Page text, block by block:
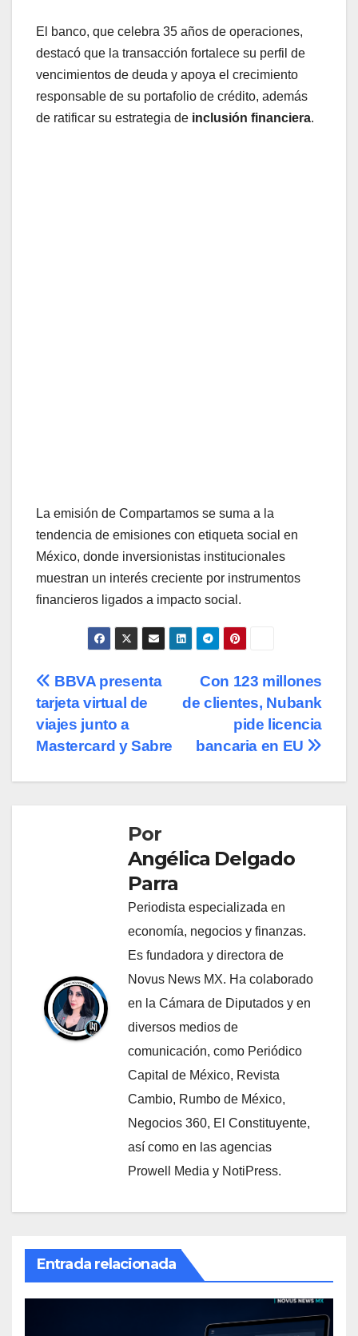
El banco, que celebra 35 años de operaciones,
destacó que la transacción fortalece su perfil de
vencimientos de deuda y apoya el crecimiento
responsable de su portafolio de crédito, además
de ratificar su estrategia de inclusión financiera.
La emisión de Compartamos se suma a la
tendencia de emisiones con etiqueta social en
México, donde inversionistas institucionales
muestran un interés creciente por instrumentos
financieros ligados a impacto social.
Navegación
de
entradas
Con 123 millones
de clientes, Nubank
pide licencia
bancaria en EU
BBVA presenta
tarjeta virtual de
viajes junto a
Mastercard y Sabre
Por
Angélica Delgado
Parra
Periodista especializada en
economía, negocios y finanzas.
Es fundadora y directora de
Novus News MX. Ha colaborado
en la Cámara de Diputados y en
diversos medios de
comunicación, como Periódico
Capital de México, Revista
Cambio, Rumbo de México,
Negocios 360, El Constituyente,
así como en las agencias
Prowell Media y NotiPress.
Entrada relacionada